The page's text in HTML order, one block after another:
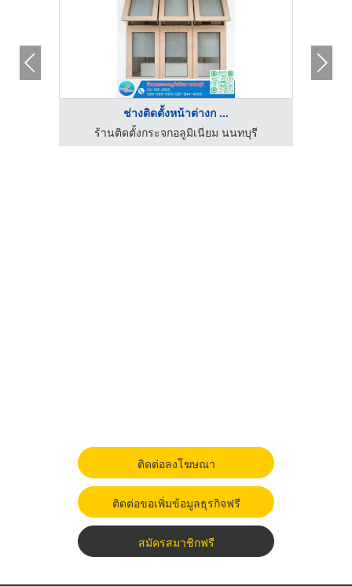
ช่างติดตั้งหน้าต่างก ...
ร้านติดตั้งกระจกอลูมิเนียม นนทบุรี
ติดต่อลงโฆษณา
ติดต่อขอเพิ่มข้อมูลธุรกิจฟรี
สมัครสมาชิกฟรี